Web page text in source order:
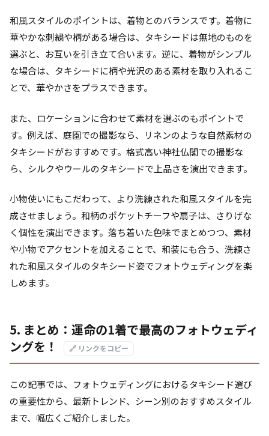
和風スタイルのポイントは、着物とのバランスです。着物に
華やかな刺繍や柄がある場合は、タキシードは無地のものを
選ぶと、お互いを引き立て合います。逆に、着物がシンプル
な場合は、タキシードに柄や光沢のある素材を取り入れるこ
とで、華やかさをプラスできます。
また、ロケーションに合わせて素材を選ぶのもポイントで
す。例えば、庭園での撮影なら、リネンのような自然素材の
タキシードがおすすめです。格式高い神社仏閣での撮影な
ら、シルクやウールのタキシードで上品さを演出できます。
小物使いにもこだわって、より洗練された和風スタイルを完
成させましょう。和柄のポケットチーフや扇子は、さりげな
く個性を演出できます。落ち着いた色味でまとめつつ、素材
や小物でアクセントを加えることで、和装にも合う、洗練さ
れた和風スタイルのタキシード姿でフォトウェディングを楽
しめます。
5. まとめ：運命の1着で最高のフォトウェディ
ングを！
🔗 リンクをコピー
この記事では、フォトウェディングにおけるタキシード選び
の重要性から、最新トレンド、シーン別のおすすめスタイル
まで、幅広くご紹介しました。